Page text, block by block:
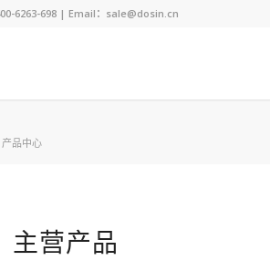
6263-698 | Email：sale@dosin.cn
产品中心
主营产品